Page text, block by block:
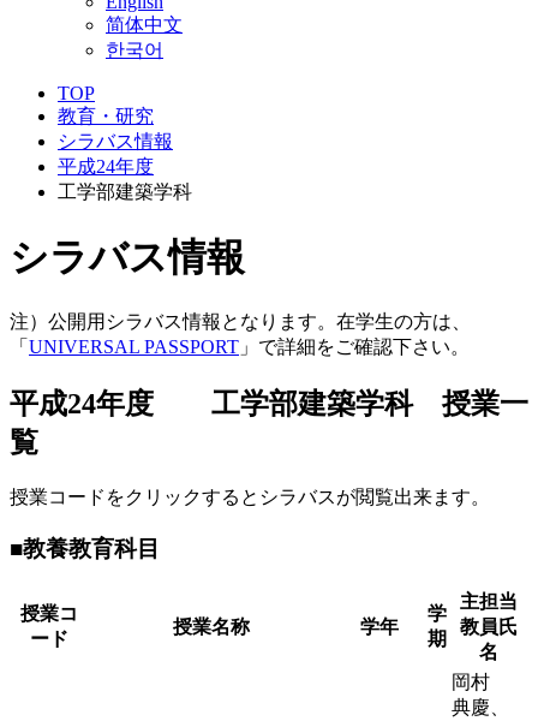
简体中文
한국어
TOP
教育・研究
シラバス情報
平成24年度
工学部建築学科
シラバス情報
注）公開用シラバス情報となります。在学生の方は、
「 UNIVERSAL PASSPORT 」で詳細をご確認下さい。
平成24年度 工学部建築学科 授業一
覧
授業コードをクリックするとシラバスが閲覧出来ます。
■教養教育科目
授業コ
ード
授業名称 学年
学
期
主担当
教員氏
名
岡村
典慶、